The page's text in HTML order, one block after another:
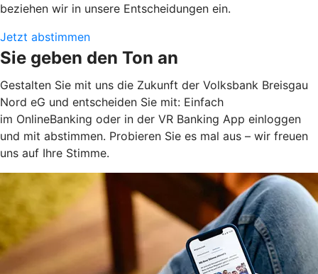
beziehen wir in unsere Entscheidungen ein.
Jetzt abstimmen
Sie geben den Ton an
Gestalten Sie mit uns die Zukunft der Volksbank Breisgau
Nord eG und entscheiden Sie mit: Einfach
im OnlineBanking oder in der VR Banking App einloggen
und mit abstimmen. Probieren Sie es mal aus – wir freuen
uns auf Ihre Stimme.